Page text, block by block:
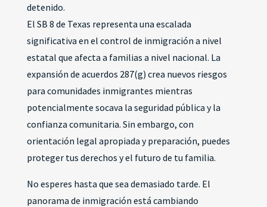
detenido.
El SB 8 de Texas representa una escalada
significativa en el control de inmigración a nivel
estatal que afecta a familias a nivel nacional. La
expansión de acuerdos 287(g) crea nuevos riesgos
para comunidades inmigrantes mientras
potencialmente socava la seguridad pública y la
confianza comunitaria. Sin embargo, con
orientación legal apropiada y preparación, puedes
proteger tus derechos y el futuro de tu familia.
No esperes hasta que sea demasiado tarde. El
panorama de inmigración está cambiando